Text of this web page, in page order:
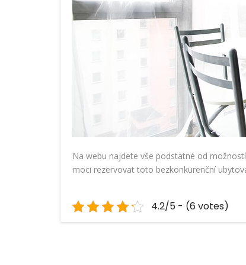
Na webu najdete vše podstatné od
moci rezervovat toto bezkonkurenční
4.2/5 - (6 votes)